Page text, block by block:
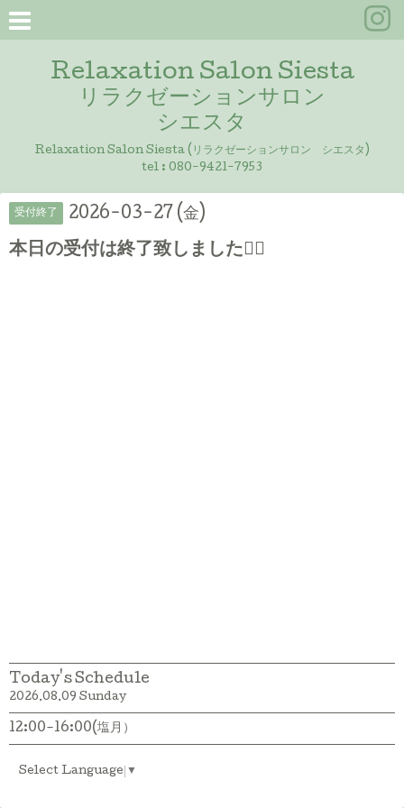
Relaxation Salon Siesta
リラクゼーションサロン
シエスタ
Relaxation Salon Siesta (リラクゼーションサロン シエスタ)
tel : 080-9421-7953
受付終了 2026-03-27 (金)
本日の受付は終了致しました🙇‍♀️
Today's Schedule
2026.08.09 Sunday
12:00-16:00(塩月）
Select Language ▼